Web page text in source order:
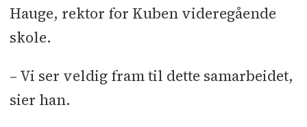
Hauge, rektor for Kuben videregående
skole.
– Vi ser veldig fram til dette samarbeidet,
sier han.